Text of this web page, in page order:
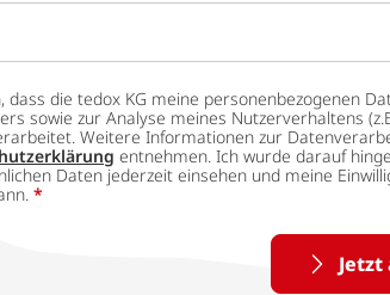
dass die tedox KG meine personenbezogenen
sowie zur Analyse meines Nutzerverhaltens
Weitere Informationen zur
entnehmen. Ich wurde darauf
Daten jederzeit einsehen und meine
*